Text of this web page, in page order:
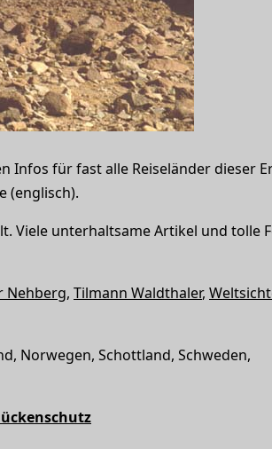
Infos für fast alle Reiseländer dieser
(englisch).
Viele unterhaltsame Artikel und tolle
Nehberg, Tilmann Waldthaler,
Norwegen, Schottland, Schweden,